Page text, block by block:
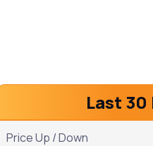
Last 30
Price Up / Down